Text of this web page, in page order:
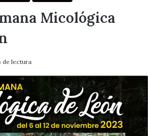
Micológica
de lectura